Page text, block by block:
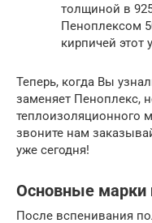
толщиной в
Пеноплексом
кирпичей этот
Теперь, когда Вы
заменяет Пеноплекс,
теплоизоляционного
звоните нам
уже сегодня!
Основные марки
После вспенивания